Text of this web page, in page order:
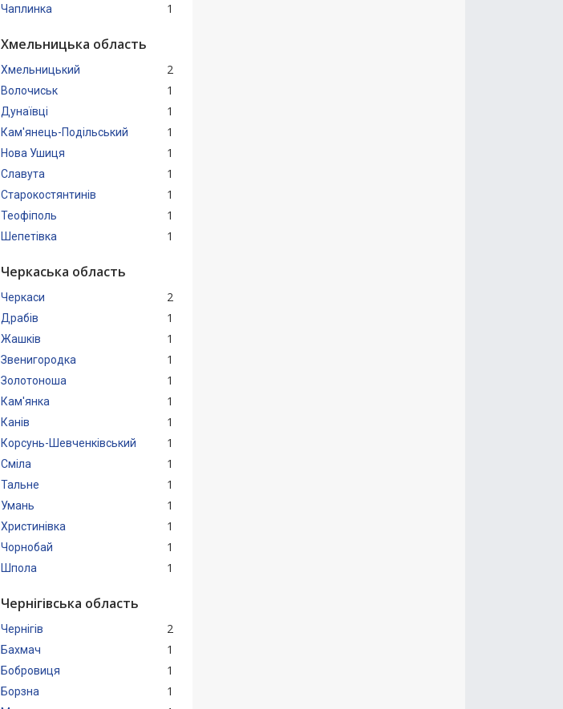
Чаплинка 1
Хмельницька область
Хмельницький 2
Волочиськ 1
Дунаївці 1
Кам'янець-Подільський 1
Нова Ушиця 1
Славута 1
Старокостянтинів 1
Теофіполь 1
Шепетівка 1
Черкаська область
Черкаси 2
Драбів 1
Жашків 1
Звенигородка 1
Золотоноша 1
Кам'янка 1
Канів 1
Корсунь-Шевченківський 1
Сміла 1
Тальне 1
Умань 1
Христинівка 1
Чорнобай 1
Шпола 1
Чернігівська область
Чернігів 2
Бахмач 1
Бобровиця 1
Борзна 1